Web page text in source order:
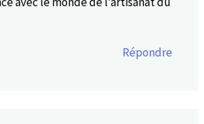
Répondre